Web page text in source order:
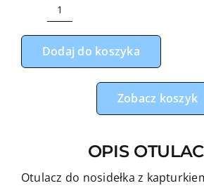
ilość
Otulacz
do
szarym
Dodaj do koszyka
Zobacz koszyk
OPIS
Otulacz do nosidełka z